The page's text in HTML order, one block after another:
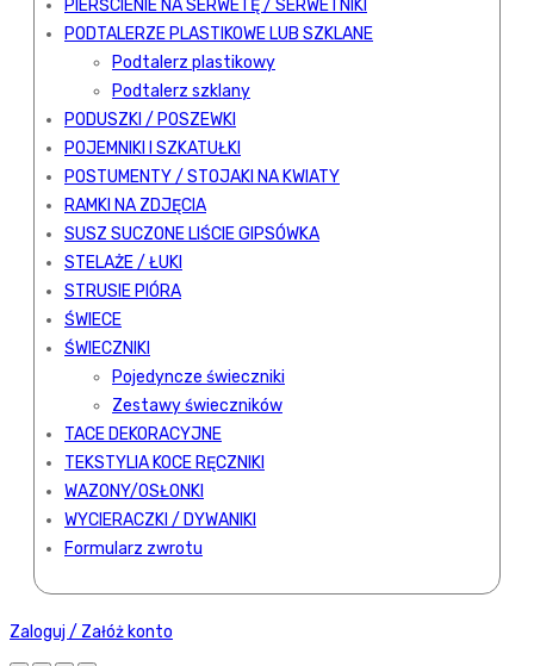
PIERŚCIENIE NA SERWETĘ / SERWETNIKI
PODTALERZE PLASTIKOWE LUB SZKLANE
Podtalerz plastikowy
Podtalerz szklany
PODUSZKI / POSZEWKI
POJEMNIKI I SZKATUŁKI
POSTUMENTY / STOJAKI NA KWIATY
RAMKI NA ZDJĘCIA
SUSZ SUCZONE LIŚCIE GIPSÓWKA
STELAŻE / ŁUKI
STRUSIE PIÓRA
ŚWIECE
ŚWIECZNIKI
Pojedyncze świeczniki
Zestawy świeczników
TACE DEKORACYJNE
TEKSTYLIA KOCE RĘCZNIKI
WAZONY/OSŁONKI
WYCIERACZKI / DYWANIKI
Formularz zwrotu
Zaloguj / Załóż konto